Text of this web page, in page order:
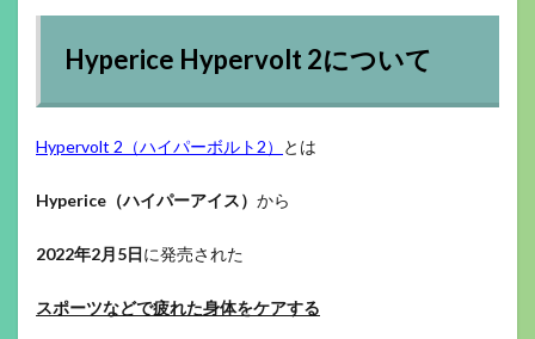
Hyperice Hypervolt 2について
Hypervolt 2（ハイパーボルト2） とは
Hyperice（ハイパーアイス） から
2022年2月5日に発売された
スポーツなどで疲れた身体をケアする